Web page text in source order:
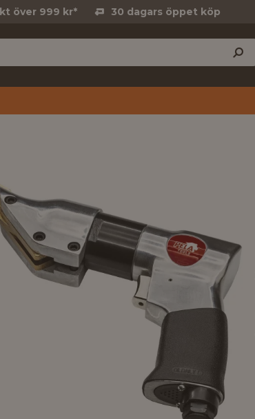
över 999 kr* 30 dagars öppet köp